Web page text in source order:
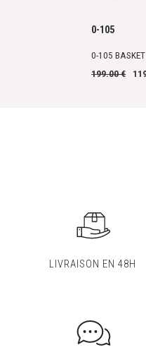
0-105
0-105 BASKET
199.00 €
LIVRAISON EN 48H